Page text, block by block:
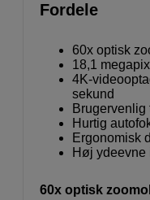
Fordele
60x optisk
18,1
4K-
sekund
Hurtig
Ergonomisk
Høj ydeevne
60x optisk